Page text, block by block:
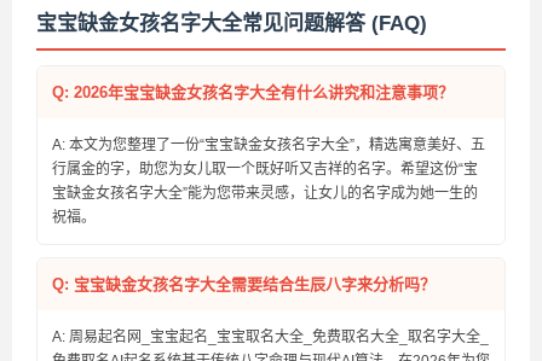
宝宝缺金女孩名字大全常见问题解答 (FAQ)
Q: 2026年宝宝缺金女孩名字大全有什么讲究和注意事项？
A: 本文为您整理了一份“宝宝缺金女孩名字大全”，精选寓意美好、五
行属金的字，助您为女儿取一个既好听又吉祥的名字。希望这份“宝
宝缺金女孩名字大全”能为您带来灵感，让女儿的名字成为她一生的
祝福。
Q: 宝宝缺金女孩名字大全需要结合生辰八字来分析吗？
A: 周易起名网_宝宝起名_宝宝取名大全_免费取名大全_取名字大全_